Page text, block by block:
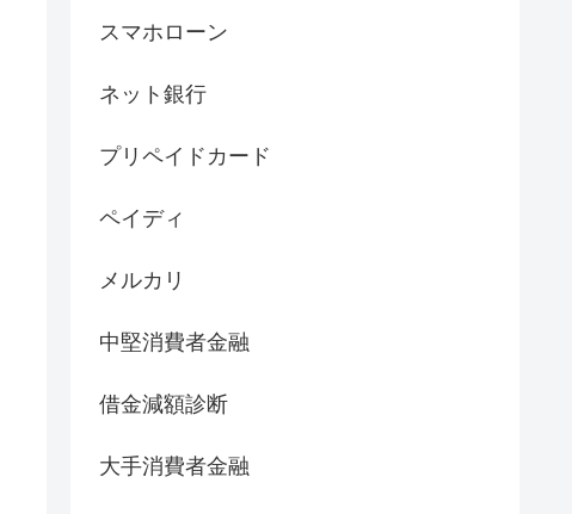
スマホローン
ネット銀行
プリペイドカード
ペイディ
メルカリ
中堅消費者金融
借金減額診断
大手消費者金融